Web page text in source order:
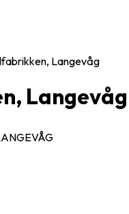
Langevåg
Langevåg